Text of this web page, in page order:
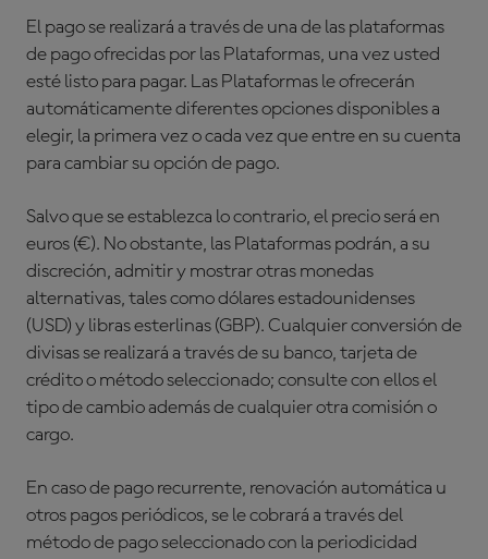
El pago se realizará a través de una de las plataformas
de pago ofrecidas por las Plataformas, una vez usted
esté listo para pagar. Las Plataformas le ofrecerán
automáticamente diferentes opciones disponibles a
elegir, la primera vez o cada vez que entre en su cuenta
para cambiar su opción de pago.
Salvo que se establezca lo contrario, el precio será en
euros (€). No obstante, las Plataformas podrán, a su
discreción, admitir y mostrar otras monedas
alternativas, tales como dólares estadounidenses
(USD) y libras esterlinas (GBP). Cualquier conversión de
divisas se realizará a través de su banco, tarjeta de
crédito o método seleccionado; consulte con ellos el
tipo de cambio además de cualquier otra comisión o
cargo.
En caso de pago recurrente, renovación automática u
otros pagos periódicos, se le cobrará a través del
método de pago seleccionado con la periodicidad